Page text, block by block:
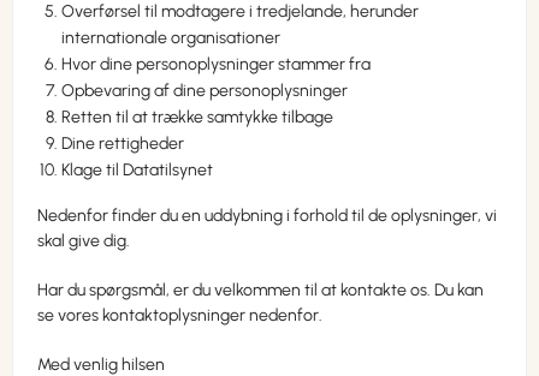
Overførsel til modtagere i tredjelande, herunder
internationale organisationer
Hvor dine personoplysninger stammer fra
Opbevaring af dine personoplysninger
Retten til at trække samtykke tilbage
Dine rettigheder
Klage til Datatilsynet
Nedenfor finder du en uddybning i forhold til de oplysninger, vi
skal give dig.
Har du spørgsmål, er du velkommen til at kontakte os. Du kan
se vores kontaktoplysninger nedenfor.
Med venlig hilsen